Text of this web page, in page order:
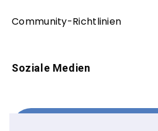
Community-Richtlinien
Soziale Medien